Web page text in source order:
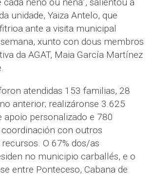
unidade, Yaiza Antelo, que
ante a visita municipal
xunto con dous membros
da AGAT, Maia García Martínez
atendidas 153 familias, 28
anterior; realizáronse 3.625
apoio personalizado e 780
con outros
O 67% dos/as
no municipio carballés, e o
entre Ponteceso, Cabana de